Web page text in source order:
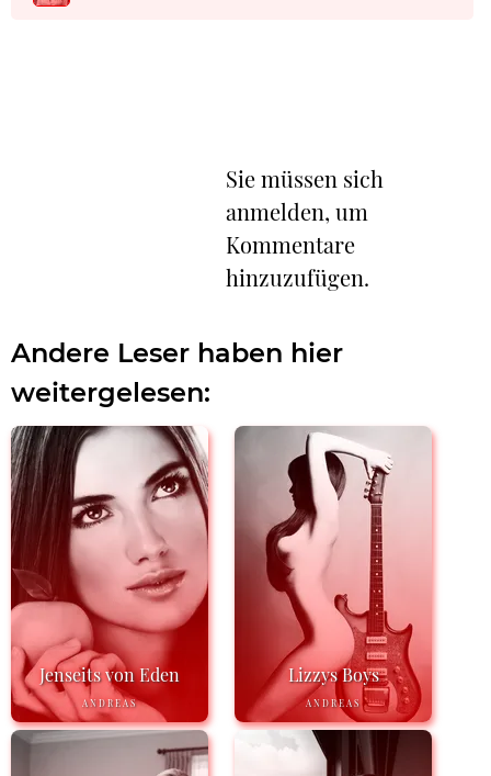
Sie müssen sich
anmelden, um
Kommentare
hinzuzufügen.
Andere Leser haben hier
weitergelesen:
Jenseits von Eden
ANDREAS
Lizzys Boys
ANDREAS